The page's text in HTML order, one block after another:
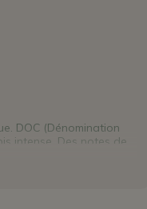
DOC (Dénomination
intense. Des notes de
Servir à 17-18°.